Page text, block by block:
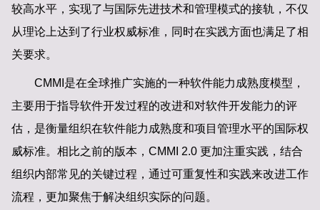
较高水平，实现了与国际先进技术和管理模式的接轨，不仅
从理论上达到了行业权威标准，同时在实践方面也满足了相
关要求。
CMMI是在全球推广实施的一种软件能力成熟度模型，
主要用于指导软件开发过程的改进和对软件开发能力的评
估，是衡量组织在软件能力成熟度和项目管理水平的国际权
威标准。相比之前的版本，CMMI 2.0 更加注重实践，结合
组织内部常见的关键过程，通过可重复性和实践来改进工作
流程，更加聚焦于解决组织实际的问题。